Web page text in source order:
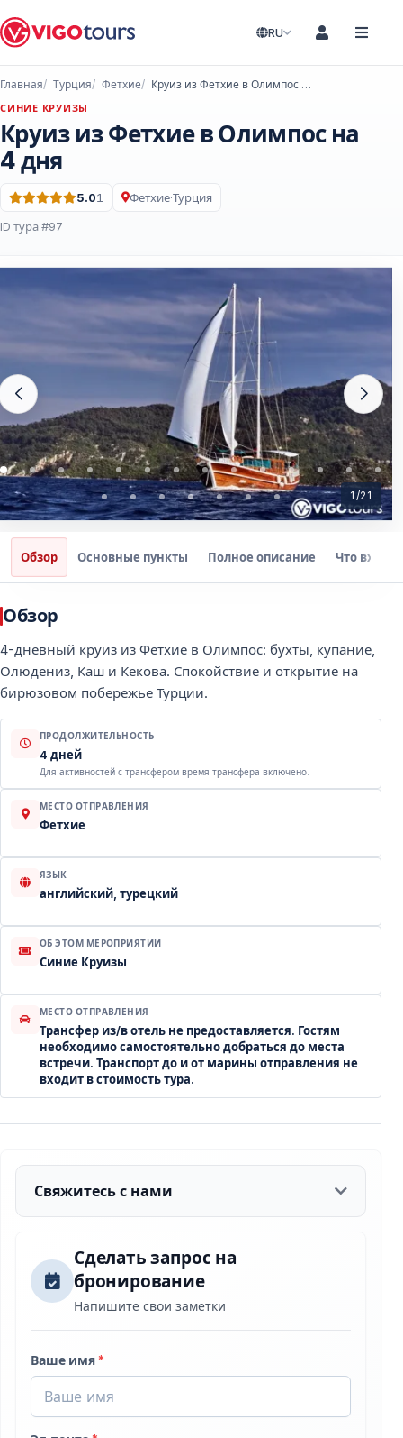
RU
Главная Турция Фетхие Круиз из Фетхие в Олимпос на 4 дня
СИНИЕ КРУИЗЫ
Круиз из Фетхие в Олимпос на
4 дня
Оценка: 5.0 из 5 · 1 Отзывы
5.01 Фетхие·Турция
ID тура #97
1/21
Обзор Основные пункты Полное описание Что
Обзор
4-дневный круиз из Фетхие в Олимпос: бухты, купание,
Олюдениз, Каш и Кекова. Спокойствие и открытие на
бирюзовом побережье Турции.
ПРОДОЛЖИТЕЛЬНОСТЬ
4 дней
Для активностей с трансфером время трансфера включено.
МЕСТО ОТПРАВЛЕНИЯ
Фетхие
ЯЗЫК
английский, турецкий
ОБ ЭТОМ МЕРОПРИЯТИИ
Синие Круизы
МЕСТО ОТПРАВЛЕНИЯ
Трансфер из/в отель не предоставляется. Гостям
необходимо самостоятельно добраться до места
встречи. Транспорт до и от марины отправления не
входит в стоимость тура.
Свяжитесь с нами
Сделать запрос на
бронирование
Напишите свои заметки
Ваше имя *